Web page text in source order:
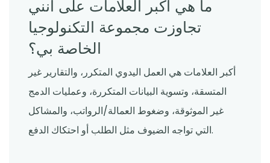
ما هي أكبر العلامات على أنني
تجاوزت مجموعة التكنولوجيا
الخاصة بي؟
أكبر العلامات هي العمل اليدوي المتكرر، والتقارير غير
المتسقة، وتسوية البيانات المتكررة، وعمليات الدمج
غير الموثوقة، وضغوط العمالة/الرواتب، والمشاكل
التي تواجه الضيوف مثل الطلب أو احتكاك الدفع.